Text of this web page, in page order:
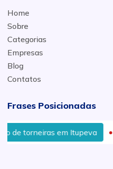
Home
Sobre
Categorias
Empresas
Blog
Contatos
Frases Posicionadas
em Itupeva Preço